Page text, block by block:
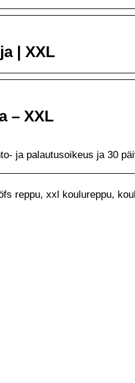
| XXL
– XXL
ja palautusoikeus ja 30
reppu, xxl koulureppu,